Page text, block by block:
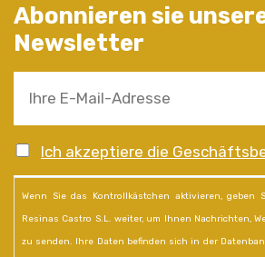
Abonnieren sie
Newsletter
Ich akzeptiere die
Wenn Sie das Kontrollkästchen aktivieren, geben
Resinas Castro S.L. weiter, um Ihnen Nachrichten,
zu senden. Ihre Daten befinden sich in der